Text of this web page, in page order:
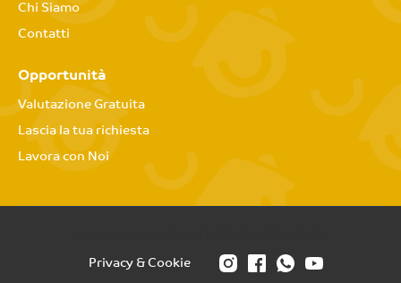
Chi Siamo
Contatti
Opportunità
Valutazione Gratuita
Lascia la tua richiesta
Lavora con Noi
Privacy & Cookie